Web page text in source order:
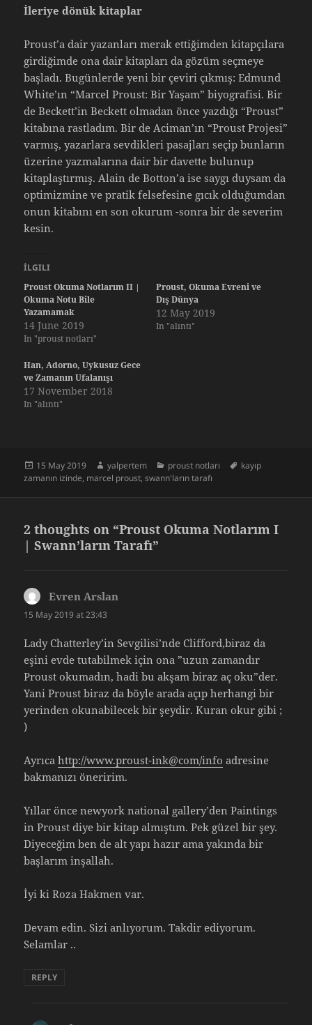
İleriye dönük kitaplar
Proust’a dair yazanları merak ettiğimden kitapçılara
girdiğimde ona dair kitapları da gözüm seçmeye
başladı. Bugünlerde yeni bir çeviri çıkmış: Edmund
White’ın “Marcel Proust: Bir Yaşam” biyografisi. Bir
de Beckett’in Beckett olmadan önce yazdığı “Proust”
kitabına rastladım. Bir de Aciman’ın “Proust Projesi”
varmış, yazarlara sevdikleri pasajları seçip bunların
üzerine yazmalarına dair bir davette bulunup
kitaplaştırmış. Alain de Botton’a ise saygı duysam da
optimizmine ve pratik felsefesine gıcık olduğumdan
onun kitabını en son okurum -sonra bir de severim
kesin.
İLGILI
Proust Okuma Notlarım II |
Okuma Notu Bile
Yazamamak
14 June 2019
In "proust notları"
Proust, Okuma Evreni ve
Dış Dünya
12 May 2019
In "alıntı"
Han, Adorno, Uykusuz Gece
ve Zamanın Ufalanışı
17 November 2018
In "alıntı"
Posted
on
15 May 2019 Author
yalpertem Categories
proust notları Tags
kayıp
zamanın izinde, marcel proust,swann'ların tarafı
2 thoughts on “Proust Okuma Notlarım I
| Swann’ların Tarafı”
Evren Arslan
15 May 2019 at 23:43
Lady Chatterley’in Sevgilisi’nde Clifford,biraz da
eşini evde tutabilmek için ona ”uzun zamandır
Proust okumadın, hadi bu akşam biraz aç oku”der.
Yani Proust biraz da böyle arada açıp herhangi bir
yerinden okunabilecek bir şeydir. Kuran okur gibi ;
)
Ayrıcahttp://www.proust-ink@com/info adresine
bakmanızı öneririm.
Yıllar önce newyork national gallery’den Paintings
in Proust diye bir kitap almıştım. Pek güzel bir şey.
Diyeceğim ben de alt yapı hazır ama yakında bir
başlarım inşallah.
İyi ki Roza Hakmen var.
Devam edin. Sizi anlıyorum. Takdir ediyorum.
Selamlar ..
REPLY